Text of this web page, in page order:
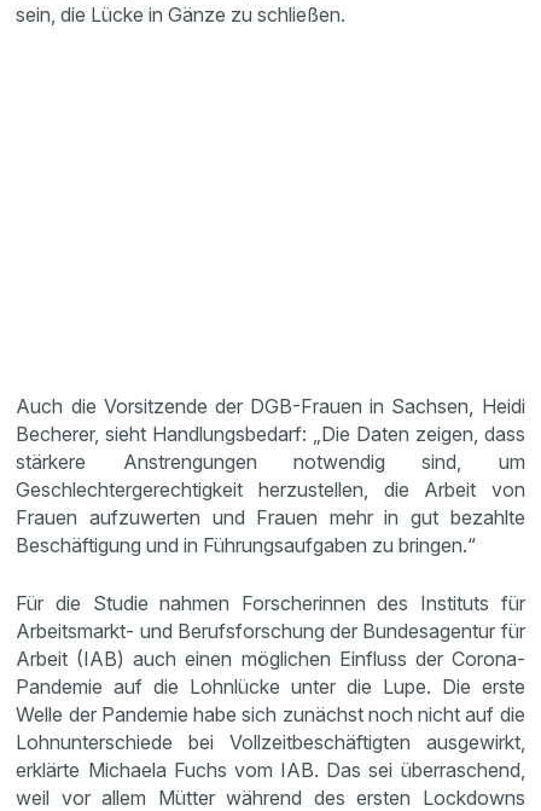
sein, die Lücke in Gänze zu schließen.
Auch die Vorsitzende der DGB-Frauen in Sachsen, Heidi
Becherer, sieht Handlungsbedarf: „Die Daten zeigen, dass
stärkere Anstrengungen notwendig sind, um
Geschlechtergerechtigkeit herzustellen, die Arbeit von
Frauen aufzuwerten und Frauen mehr in gut bezahlte
Beschäftigung und in Führungsaufgaben zu bringen.“
Für die Studie nahmen Forscherinnen des Instituts für
Arbeitsmarkt- und Berufsforschung der Bundesagentur für
Arbeit (IAB) auch einen möglichen Einfluss der Corona-
Pandemie auf die Lohnlücke unter die Lupe. Die erste
Welle der Pandemie habe sich zunächst noch nicht auf die
Lohnunterschiede bei Vollzeitbeschäftigten ausgewirkt,
erklärte Michaela Fuchs vom IAB. Das sei überraschend,
weil vor allem Mütter während des ersten Lockdowns